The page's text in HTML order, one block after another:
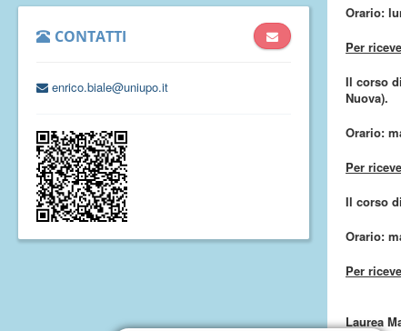
CONTATTI
enrico.biale@uniupo.it
Orario:
Per
Il corso
Nuova).
Orario:
Per
Il corso
Orario:
Per
Laurea